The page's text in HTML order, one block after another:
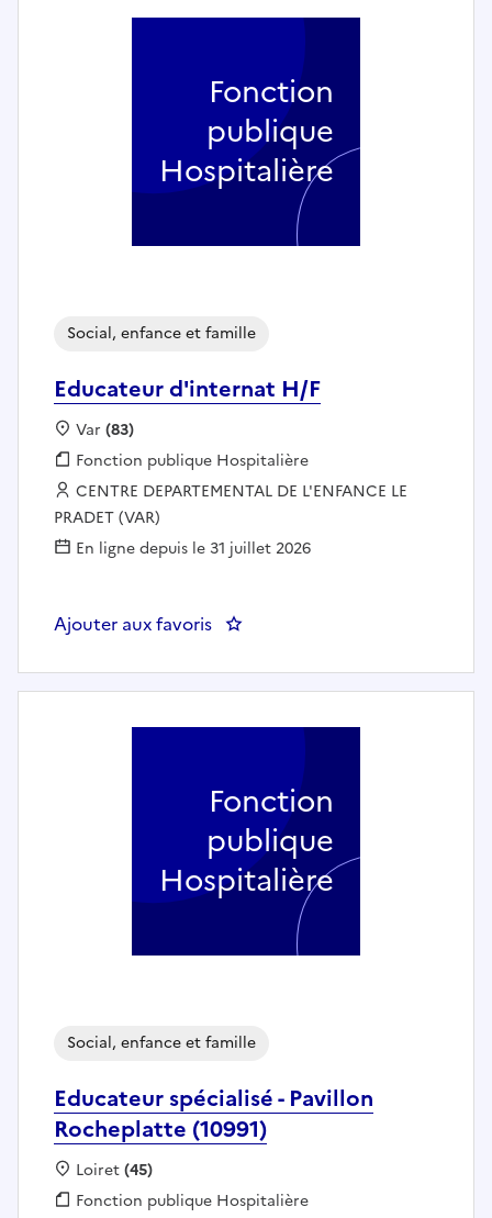
Educateur d'internat H/F
Social, enfance et famille
Localisation :
Var (83)
Fonction publique :
Fonction publique Hospitalière
Employeur :
CENTRE DEPARTEMENTAL DE L'ENFANCE LE
PRADET (VAR)
En ligne depuis le 31 juillet 2026
Ajouter aux favoris : Educateur d'internat H/F
Fonction
publique
Hospitalière
Educateur spécialisé - Pavillon
Rocheplatte (10991)
Social, enfance et famille
Localisation :
Loiret(45)
Fonction publique :
Fonction publique Hospitalière
Fonction
publique
Hospitalière